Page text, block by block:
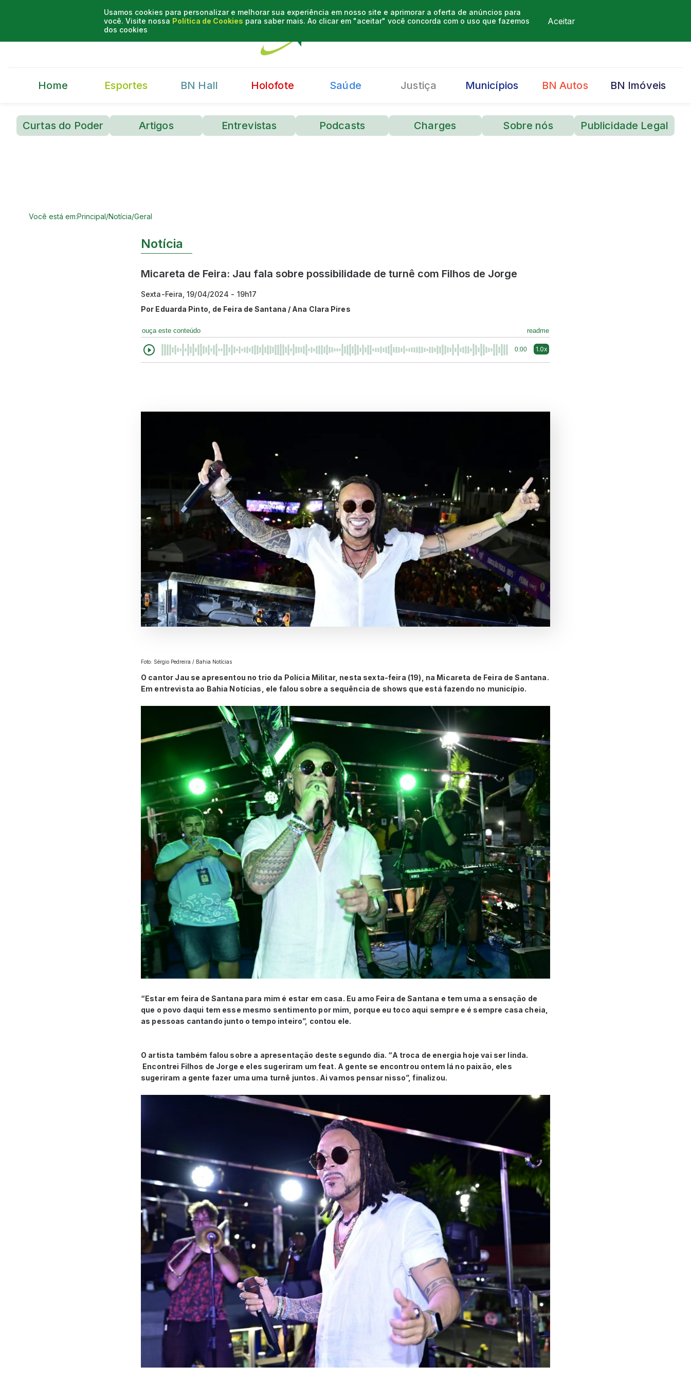
Usamos cookies para personalizar e melhorar sua experiência em nosso site e aprimorar a oferta de anúncios para
você. Visite nossa Política de Cookies para saber mais. Ao clicar em "aceitar" você concorda com o uso que fazemos
dos cookies
Aceitar
Home Esportes BN Hall Holofote Saúde Justiça Municípios BN Autos BN Imóveis
Curtas do Poder Artigos Entrevistas Podcasts Charges Sobre nós Publicidade Legal
Você está em:Principal/Notícia/Geral
Notícia
Micareta de Feira: Jau fala sobre possibilidade de turnê com Filhos de Jorge
Sexta-Feira, 19/04/2024 - 19h17
Por Eduarda Pinto, de Feira de Santana / Ana Clara Pires
ouça este conteúdo readme
0:00 1.0x
Foto: Sérgio Pedreira / Bahia Notícias
O cantor Jau se apresentou no trio da Polícia Militar, nesta sexta-feira (19), na Micareta de Feira de Santana.
Em entrevista ao Bahia Notícias, ele falou sobre a sequência de shows que está fazendo no município.
“Estar em feira de Santana para mim é estar em casa. Eu amo Feira de Santana e tem uma a sensação de
que o povo daqui tem esse mesmo sentimento por mim, porque eu toco aqui sempre e é sempre casa cheia,
as pessoas cantando junto o tempo inteiro”, contou ele.
O artista também falou sobre a apresentação deste segundo dia. “A troca de energia hoje vai ser linda.
Encontrei Filhos de Jorge e eles sugeriram um feat. A gente se encontrou ontem lá no paixão, eles
sugeriram a gente fazer uma uma turnê juntos. Ai vamos pensar nisso”, finalizou.